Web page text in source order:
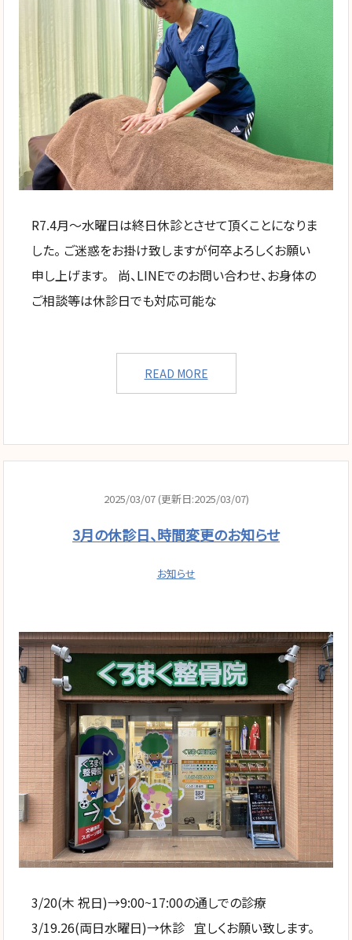
R7.4月～水曜日は終日休診とさせて頂くことになりま
した。 ご迷惑をお掛け致しますが何卒よろしくお願い
申し上げます。 尚、LINEでのお問い合わせ、お身体の
ご相談等は休診日でも対応可能な
READ MORE
2025/03/07 (更新日:2025/03/07)
3月の休診日、時間変更のお知らせ
お知らせ
3/20(木 祝日)→9:00~17:00の通しでの診療
3/19.26(両日水曜日)→休診 宜しくお願い致します。